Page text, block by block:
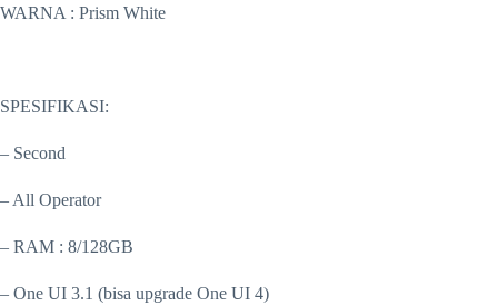
WARNA : Prism White
SPESIFIKASI:
– Second
– All Operator
– RAM : 8/128GB
– One UI 3.1 (bisa upgrade One UI 4)